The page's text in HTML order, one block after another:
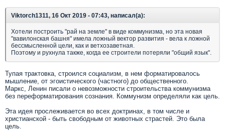
Viktorch1311, 16 Окт 2019 - 07:43, написал(а):
Хотели построить "рай на земле" в виде коммунизма, но эта новая
"вавилонская башня" имела ложный вектор развития - вела к ложной
бессмысленной цели, как и ветхозаветная.
Поэтому и рухнула также, когда ее строители потеряли "общий язык".
Тупая трактовка, строился социализм, в нем форматировалось
мышление, от эгоистического (частного) до общественного.
Маркс, Ленин писали о невозможности строительства коммунизма
без переформатирования сознания. Коммунизм определяли как цель.
Эта идея прослеживается во всех доктринах, в том числе и
христианской - быть свободным от животных страстей. Это была
цель.